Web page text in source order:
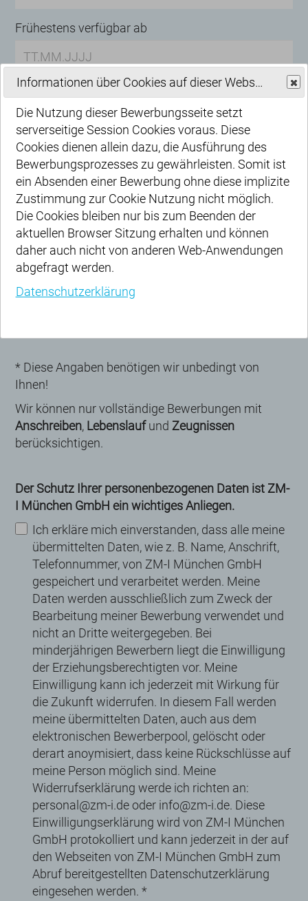
Frühestens verfügbar ab
Dresden
München
Ingolstadt
Regensburg
Augsburg
Waging
Nürnberg
Anschreiben, Lebenslauf, Zeugnisse*
(.pdf, max. 10MB/Datei, max. 4 Dateien)
Datei hinzufügen
* Diese Angaben benötigen wir unbedingt von
Ihnen!
Wir können nur vollständige Bewerbungen mit
Anschreiben, Lebenslaufund Zeugnissen
berücksichtigen.
Der Schutz Ihrer personenbezogenen Daten ist ZM-
I München GmbH ein wichtiges Anliegen.
Ich erkläre mich einverstanden, dass alle meine
übermittelten Daten, wie z. B. Name, Anschrift,
Telefonnummer, von ZM-I München GmbH
gespeichert und verarbeitet werden. Meine
Daten werden ausschließlich zum Zweck der
Bearbeitung meiner Bewerbung verwendet und
nicht an Dritte weitergegeben. Bei
minderjährigen Bewerbern liegt die Einwilligung
der Erziehungsberechtigten vor. Meine
Einwilligung kann ich jederzeit mit Wirkung für
die Zukunft widerrufen. In diesem Fall werden
meine übermittelten Daten, auch aus dem
elektronischen Bewerberpool, gelöscht oder
derart anoymisiert, dass keine Rückschlüsse auf
meine Person möglich sind. Meine
Widerrufserklärung werde ich richten an:
personal@zm-i.de oder info@zm-i.de. Diese
Einwilligungserklärung wird von ZM-I München
GmbH protokolliert und kann jederzeit in der auf
den Webseiten von ZM-I München GmbH zum
Abruf bereitgestellten Datenschutzerklärung
eingesehen werden. *
Informationen über Cookies auf dieser Website
Die Nutzung dieser Bewerbungsseite setzt
serverseitige Session Cookies voraus. Diese
Cookies dienen allein dazu, die Ausführung des
Bewerbungsprozesses zu gewährleisten. Somit ist
ein Absenden einer Bewerbung ohne diese implizite
Zustimmung zur Cookie Nutzung nicht möglich.
Die Cookies bleiben nur bis zum Beenden der
aktuellen Browser Sitzung erhalten und können
daher auch nicht von anderen Web-Anwendungen
abgefragt werden.
Datenschutzerklärung